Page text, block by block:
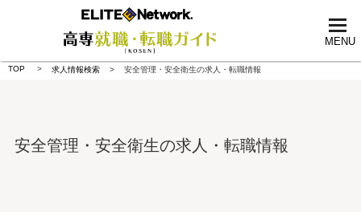
MENU
TOP 求人情報検索 安全管理・安全衛生の求人・転職情報
安全管理・安全衛生の求人・転職情報